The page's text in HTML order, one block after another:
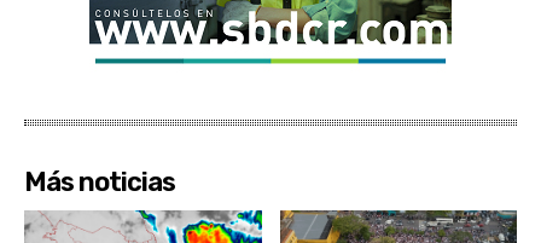
Más noticias